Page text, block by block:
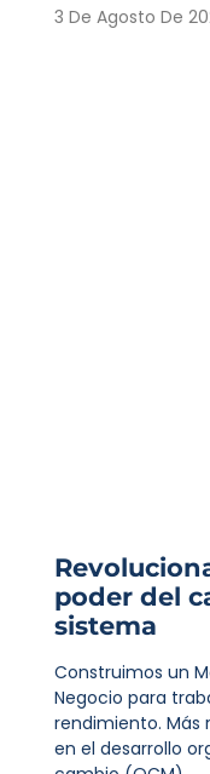
3 De Agosto De
poder del
sistema
Construimos un
Negocio para
rendimiento.
en el desarrollo